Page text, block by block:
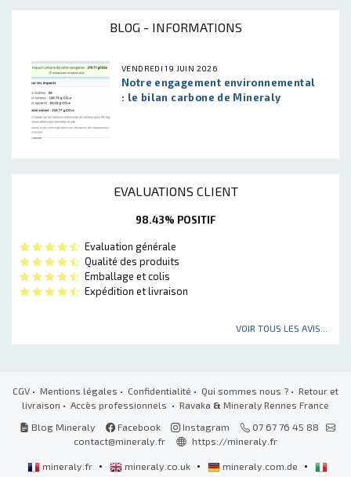
BLOG - INFORMATIONS
VENDREDI 19 JUIN 2026
Notre engagement environnemental
: le bilan carbone de Mineraly
EVALUATIONS CLIENT
98.43% POSITIF
Evaluation générale
Qualité des produits
Emballage et colis
Expédition et livraison
VOIR TOUS LES AVIS...
CGV • Mentions légales • Confidentialité • Qui sommes nous ? • Retour et
livraison • Accès professionnels • Ravaka & Mineraly Rennes France
Blog Mineraly
Facebook Instagram
07 67 76 45 88
contact@mineraly.fr
https://mineraly.fr
mineraly.fr • mineraly.co.uk • mineraly.com.de
•